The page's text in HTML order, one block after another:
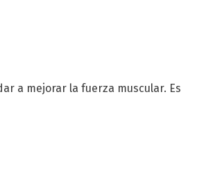
a mejorar la fuerza muscular. Es